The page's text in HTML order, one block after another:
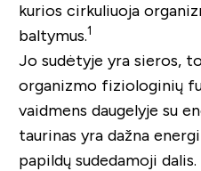
kurios cirkuliuoja
baltymus.1
Jo sudėtyje yra sieros,
organizmo fiziologinių
vaidmens daugelyje su
taurinas yra dažna
papildų sudedamoji dalis.